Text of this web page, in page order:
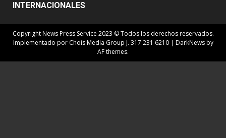
INTERNACIONALES
Copyright News Press Service 2023 © Todos los derechos reservados.
Implementado por Chois Media Group J. 317 231 6210 | DarkNewsby
AF themes.